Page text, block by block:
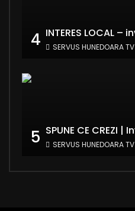
4 SERVUS HUNEDOARA TV
5 SERVUS HUNEDOARA TV